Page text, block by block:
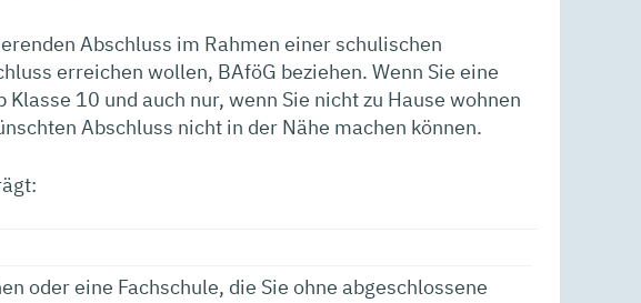
Abschluss im Rahmen einer schulischen
erreichen wollen, BAföG beziehen. Wenn Sie eine
10 und auch nur, wenn Sie nicht zu Hause wohnen
Abschluss nicht in der Nähe machen können.
oder eine Fachschule, die Sie ohne abgeschlossene